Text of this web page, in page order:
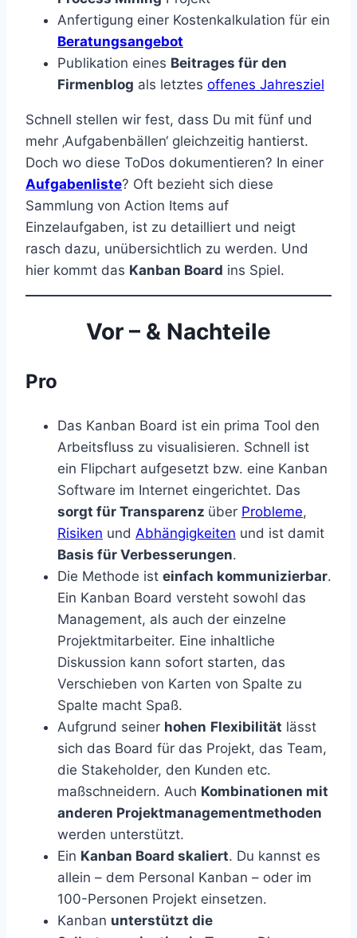
Anfertigung einer Kostenkalkulation für ein
Beratungsangebot
Publikation eines Beitrages für den
Firmenblog als letztes offenes Jahresziel
Schnell stellen wir fest, dass Du mit fünf und
mehr ‚Aufgabenbällen‘ gleichzeitig hantierst.
Doch wo diese ToDos dokumentieren? In einer
Aufgabenliste? Oft bezieht sich diese
Sammlung von Action Items auf
Einzelaufgaben, ist zu detailliert und neigt
rasch dazu, unübersichtlich zu werden. Und
hier kommt das Kanban Board ins Spiel.
Vor – & Nachteile
Pro
Das Kanban Board ist ein prima Tool den
Arbeitsfluss zu visualisieren. Schnell ist
ein Flipchart aufgesetzt bzw. eine Kanban
Software im Internet eingerichtet. Das
sorgt für Transparenz über Probleme,
Risiken und Abhängigkeiten und ist damit
Basis für Verbesserungen.
Die Methode ist einfach kommunizierbar.
Ein Kanban Board versteht sowohl das
Management, als auch der einzelne
Projektmitarbeiter. Eine inhaltliche
Diskussion kann sofort starten, das
Verschieben von Karten von Spalte zu
Spalte macht Spaß.
Aufgrund seiner hohen Flexibilität lässt
sich das Board für das Projekt, das Team,
die Stakeholder, den Kunden etc.
maßschneidern. Auch Kombinationen mit
anderen Projektmanagementmethoden
werden unterstützt.
Ein Kanban Board skaliert. Du kannst es
allein – dem Personal Kanban – oder im
100-Personen Projekt einsetzen.
Kanban unterstützt die